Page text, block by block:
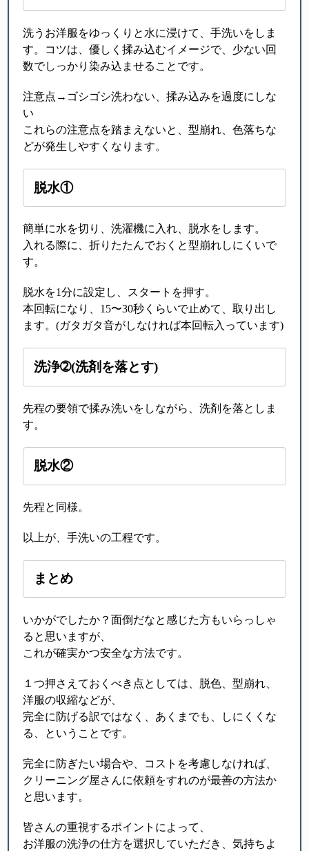
洗うお洋服をゆっくりと水に浸けて、手洗いをしま
す。コツは、優しく揉み込むイメージで、少ない回
数でしっかり染み込ませることです。
注意点→ゴシゴシ洗わない、揉み込みを過度にしな
い
これらの注意点を踏まえないと、型崩れ、色落ちな
どが発生しやすくなります。
脱水①
簡単に水を切り、洗濯機に入れ、脱水をします。
入れる際に、折りたたんでおくと型崩れしにくいで
す。
脱水を1分に設定し、スタートを押す。
本回転になり、15〜30秒くらいで止めて、取り出し
ます。(ガタガタ音がしなければ本回転入っています)
洗浄➁(洗剤を落とす)
先程の要領で揉み洗いをしながら、洗剤を落としま
す。
脱水②
先程と同様。
以上が、手洗いの工程です。
まとめ
いかがでしたか？面倒だなと感じた方もいらっしゃ
ると思いますが、
これが確実かつ安全な方法です。
１つ押さえておくべき点としては、脱色、型崩れ、
洋服の収縮などが、
完全に防げる訳ではなく、あくまでも、しにくくな
る、ということです。
完全に防ぎたい場合や、コストを考慮しなければ、
クリーニング屋さんに依頼をすれのが最善の方法か
と思います。
皆さんの重視するポイントによって、
お洋服の洗浄の仕方を選択していただき、気持ちよ